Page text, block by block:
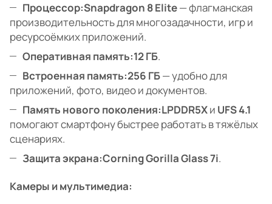
Процессор:Snapdragon 8 Elite— флагманская
производительность для многозадачности, игр и
ресурсоёмких приложений.
Оперативная память:12 ГБ.
Встроенная память:256 ГБ— удобно для
приложений, фото, видео и документов.
Память нового поколения:LPDDR5Xи UFS 4.1
помогают смартфону быстрее работать в тяжёлых
сценариях.
Защита экрана:Corning Gorilla Glass 7i.
Камеры и мультимедиа: